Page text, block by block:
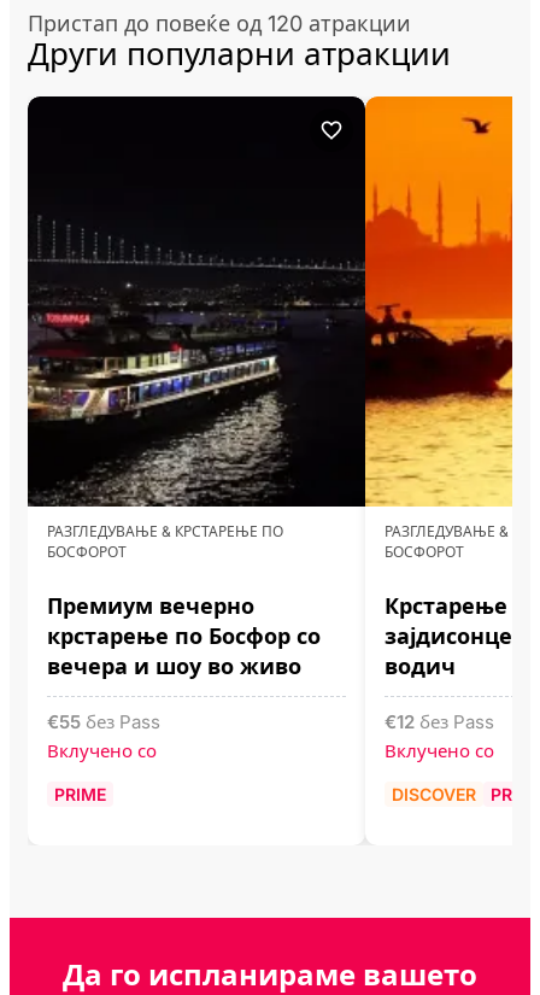
Пристап до повеќе од 120 атракции
Други популарни атракции
РАЗГЛЕДУВАЊЕ & КРСТАРЕЊЕ ПО
БОСФОРОТ
Премиум вечерно
крстарење по Босфор со
вечера и шоу во живо
€55 без Pass
Вклучено со
PRIME
РАЗГЛЕДУВАЊЕ &
БОСФОРОТ
Крстарење
зајдисонце
водич
€12 без Pass
Вклучено со
DISCOVER
Да го испланираме вашето